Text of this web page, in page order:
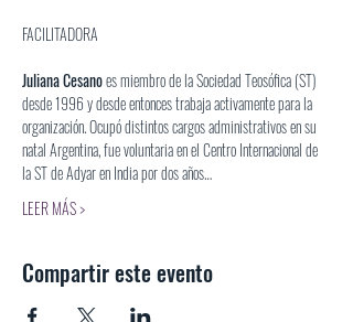
Juliana Cesano es miembro de la Sociedad Teosófica (ST)
desde 1996 y desde entonces trabaja activamente para la
organización. Ocupó distintos cargos administrativos en su
natal Argentina, fue voluntaria en el Centro Internacional de
la ST de Adyar en India por dos años…
LEER MÁS >
Compartir este evento